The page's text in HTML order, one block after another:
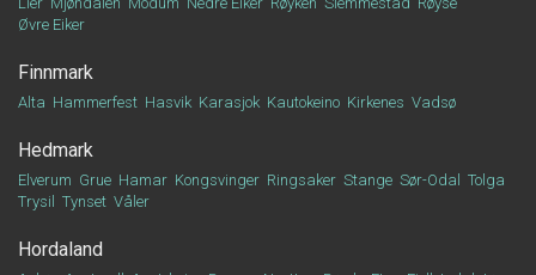
Øvre Eiker
Finnmark
Alta Hammerfest Hasvik Karasjok Kautokeino Kirkenes Vadsø
Hedmark
Elverum Grue Hamar Kongsvinger Ringsaker Stange Sør-Odal
Tolga
Trysil
Tynset Våler
Hordaland